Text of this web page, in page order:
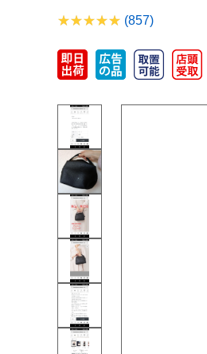
(857)